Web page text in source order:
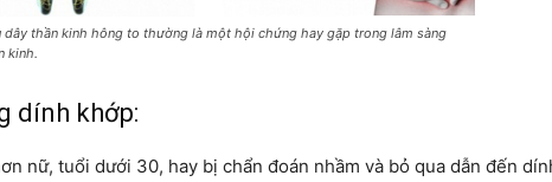
dây thần kinh hông to thường là một hội chứng hay gặp trong lâm sàng
kinh.
dính khớp:
nữ, tuổi dưới 30, hay bị chẩn đoán nhầm và bỏ qua dẫn đến